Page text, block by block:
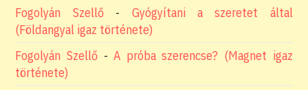
Fogolyán Szellő- Gyógyítani a szeretet által
(Földangyal igaz története)
Fogolyán Szellő -A próba szerencse? (Magnet igaz
története)